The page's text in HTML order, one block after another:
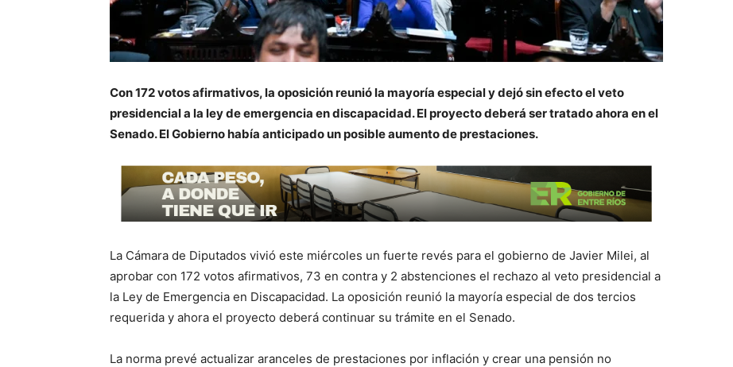
Con 172 votos afirmativos, la oposición reunió la mayoría especial y dejó sin efecto el veto
presidencial a la ley de emergencia en discapacidad. El proyecto deberá ser tratado ahora en el
Senado. El Gobierno había anticipado un posible aumento de prestaciones.
La Cámara de Diputados vivió este miércoles un fuerte revés para el gobierno de Javier Milei, al
aprobar con 172 votos afirmativos, 73 en contra y 2 abstenciones el rechazo al veto presidencial a
la Ley de Emergencia en Discapacidad. La oposición reunió la mayoría especial de dos tercios
requerida y ahora el proyecto deberá continuar su trámite en el Senado.
La norma prevé actualizar aranceles de prestaciones por inflación y crear una pensión no